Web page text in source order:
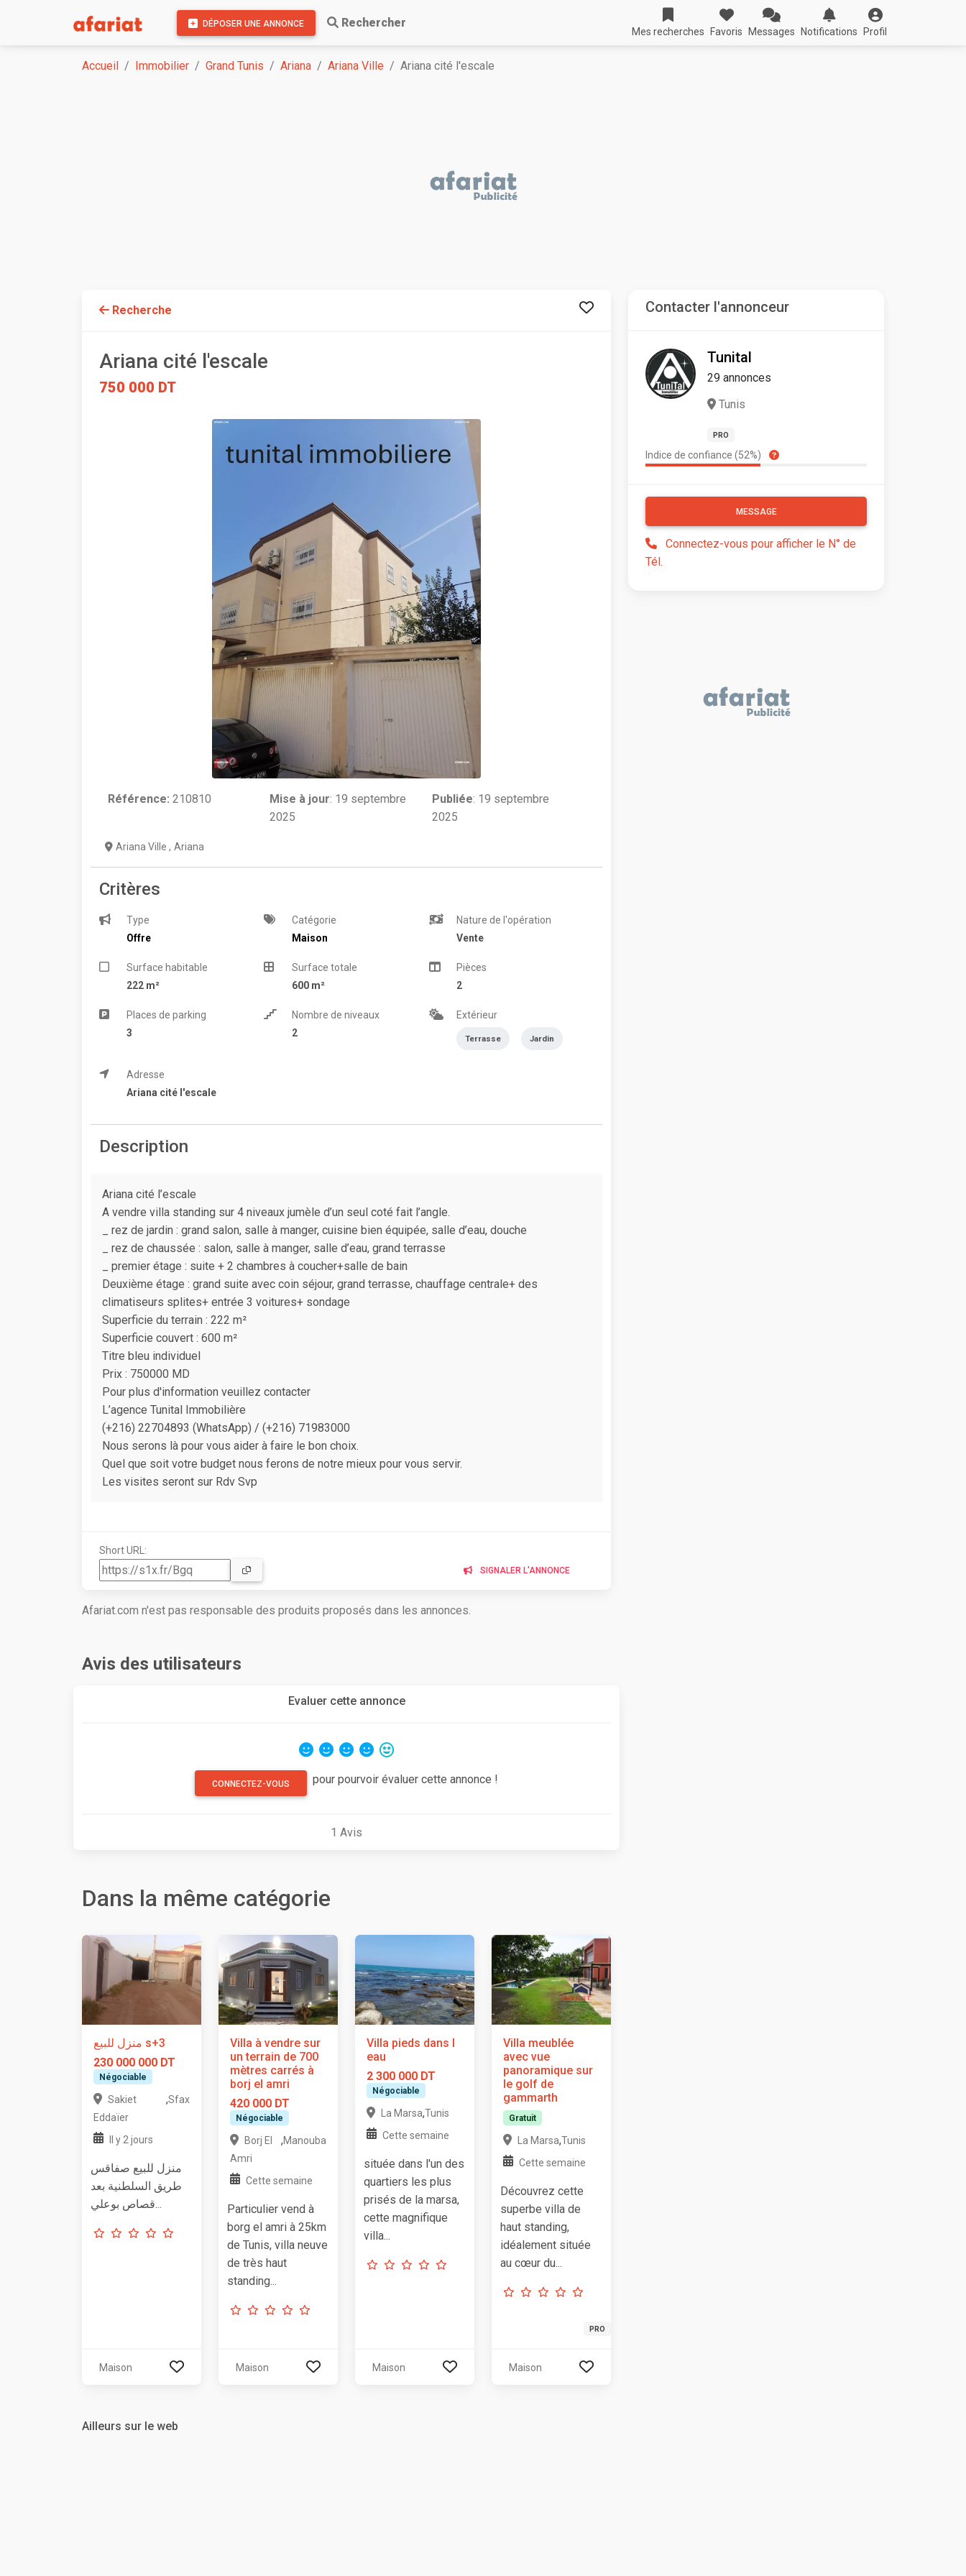
DÉPOSER UNE ANNONCE Rechercher
Mes recherches Favoris Messages Notifications Profil
Accueil Immobilier Grand Tunis Ariana Ariana Ville Ariana cité l'escale
Recherche
Ariana cité l'escale
750 000 DT
Référence: 210810 Mise à jour: 19 septembre
2025
Publiée: 19 septembre
2025
Ariana Ville , Ariana
Critères
Type
Offre
Catégorie
Maison
Nature de l'opération
Vente
Surface habitable
222 m²
Surface totale
600 m²
Pièces
2
Places de parking
3
Nombre de niveaux
2
Extérieur
Terrasse Jardin
Adresse
Ariana cité l'escale
Description
Ariana cité l’escale
A vendre villa standing sur 4 niveaux jumèle d’un seul coté fait l’angle.
_ rez de jardin : grand salon, salle à manger, cuisine bien équipée, salle d’eau, douche
_ rez de chaussée : salon, salle à manger, salle d’eau, grand terrasse
_ premier étage : suite + 2 chambres à coucher+salle de bain
Deuxième étage : grand suite avec coin séjour, grand terrasse, chauffage centrale+ des
climatiseurs splites+ entrée 3 voitures+ sondage
Superficie du terrain : 222 m²
Superficie couvert : 600 m²
Titre bleu individuel
Prix : 750000 MD
Pour plus d'information veuillez contacter
L’agence Tunital Immobilière
(+216) 22704893 (WhatsApp) / (+216) 71983000
Nous serons là pour vous aider à faire le bon choix.
Quel que soit votre budget nous ferons de notre mieux pour vous servir.
Les visites seront sur Rdv Svp
Short URL:
SIGNALER L'ANNONCE
Afariat.com n'est pas responsable des produits proposés dans les annonces.
Avis des utilisateurs
Evaluer cette annonce
CONNECTEZ-VOUS pour pourvoir évaluer cette annonce !
1 Avis
Dans la même catégorie
منزل للبيع s+3
230 000 000 DT
Négociable
Sakiet
Eddaïer
,Sfax
Il y 2 jours
منزل للبيع صفاقس
طريق السلطنية بعد
قصاص بوعلي...
Maison
Villa à vendre sur
un terrain de 700
mètres carrés à
borj el amri
420 000 DT
Négociable
Borj El
Amri
,Manouba
Cette semaine
Particulier vend à
borg el amri à 25km
de Tunis, villa neuve
de très haut
standing...
Maison
Villa pieds dans l
eau
2 300 000 DT
Négociable
La Marsa,Tunis
Cette semaine
située dans l'un des
quartiers les plus
prisés de la marsa,
cette magnifique
villa...
Maison
Villa meublée
avec vue
panoramique sur
le golf de
gammarth
Gratuit
La Marsa,Tunis
Cette semaine
Découvrez cette
superbe villa de
haut standing,
idéalement située
au cœur du...
PRO
Maison
Ailleurs sur le web
Contacter l'annonceur
Tunital
29 annonces
Tunis
PRO
Indice de confiance (52%)
MESSAGE
Connectez-vous pour afficher le N° de
Tél.